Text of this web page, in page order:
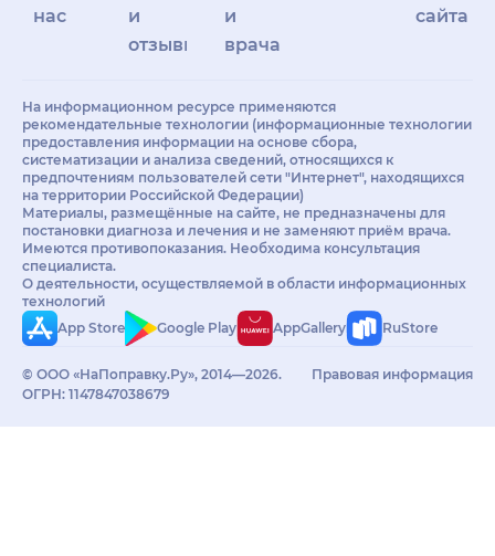
нас
и
отзывы
и
врачам
сайта
На информационном ресурсе применяются
рекомендательные технологии (информационные технологии
предоставления информации на основе сбора,
систематизации и анализа сведений, относящихся к
предпочтениям пользователей сети "Интернет", находящихся
на территории Российской Федерации)
Материалы, размещённые на сайте, не предназначены для
постановки диагноза и лечения и не заменяют приём врача.
Имеются противопоказания. Необходима консультация
специалиста.
О деятельности, осуществляемой в области информационных
технологий
App Store
Google Play AppGallery RuStore
© ООО «НаПоправку.Ру», 2014—2026.
ОГРН: 1147847038679
Правовая информация